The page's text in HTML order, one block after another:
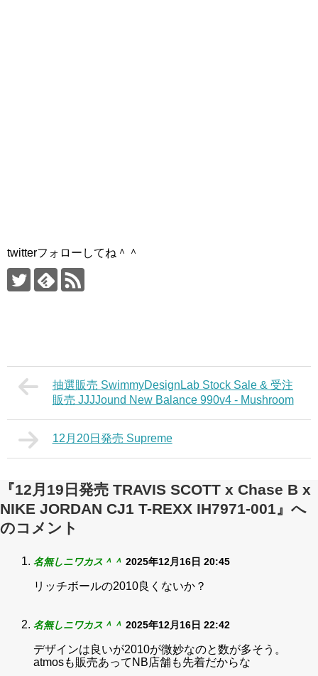
twitterフォローしてね＾＾
抽選販売 SwimmyDesignLab Stock Sale & 受注
販売 JJJJound New Balance 990v4 - Mushroom
12月20日発売 Supreme
『12月19日発売 TRAVIS SCOTT x Chase B x
NIKE JORDAN CJ1 T-REXX IH7971-001』へ
のコメント
名無しニワカス＾＾ 2025年12月16日 20:45
リッチボールの2010良くないか？
名無しニワカス＾＾ 2025年12月16日 22:42
デザインは良いが2010が微妙なのと数が多そう。
atmosも販売あってNB店舗も先着だからな